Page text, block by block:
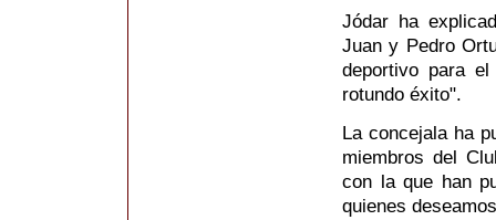
Jódar ha
Juan y Pedro
deportivo para
rotundo éxito".
La concejala ha
miembros del
con la que han
quienes